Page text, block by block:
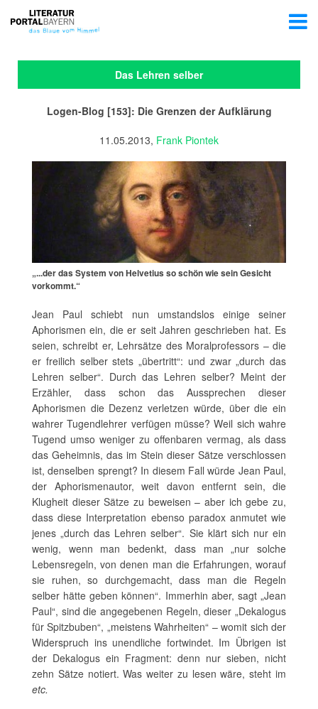
Das Lehren selber
Logen-Blog [153]: Die Grenzen der Aufklärung
11.05.2013, Frank Piontek
„...der das System von Helvetius so schön wie sein Gesicht
vorkommt.“
Jean Paul schiebt nun umstandslos einige seiner
Aphorismen ein, die er seit Jahren geschrieben hat. Es
seien, schreibt er, Lehrsätze des Moralprofessors – die
er freilich selber stets „übertritt“: und zwar „durch das
Lehren selber“. Durch das Lehren selber? Meint der
Erzähler, dass schon das Aussprechen dieser
Aphorismen die Dezenz verletzen würde, über die ein
wahrer Tugendlehrer verfügen müsse? Weil sich wahre
Tugend umso weniger zu offenbaren vermag, als dass
das Geheimnis, das im Stein dieser Sätze verschlossen
ist, denselben sprengt? In diesem Fall würde Jean Paul,
der Aphorismenautor, weit davon entfernt sein, die
Klugheit dieser Sätze zu beweisen – aber ich gebe zu,
dass diese Interpretation ebenso paradox anmutet wie
jenes „durch das Lehren selber“. Sie klärt sich nur ein
wenig, wenn man bedenkt, dass man „nur solche
Lebensregeln, von denen man die Erfahrungen, worauf
sie ruhen, so durchgemacht, dass man die Regeln
selber hätte geben können“. Immerhin aber, sagt „Jean
Paul“, sind die angegebenen Regeln, dieser „Dekalogus
für Spitzbuben“, „meistens Wahrheiten“ – womit sich der
Widerspruch ins unendliche fortwindet. Im Übrigen ist
der Dekalogus ein Fragment: denn nur sieben, nicht
zehn Sätze notiert. Was weiter zu lesen wäre, steht im
etc.